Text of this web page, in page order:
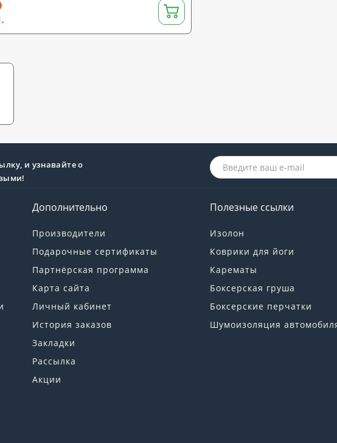
и узнавайте о
Дополнительно
Производители
Подарочные сертификаты
Партнёрская программа
Карта сайта
Личный кабинет
История заказов
Закладки
Рассылка
Акции
Полезные ссылки
Изолон
Коврики для йоги
Карематы
Боксерская груша
Боксерские перчатки
Шумоизоляция